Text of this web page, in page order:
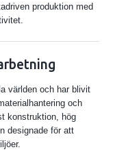
produktion med
världen och har blivit
och
konstruktion, hög
designade för att